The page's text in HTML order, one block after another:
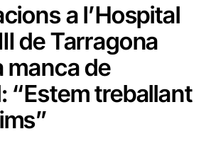
a l’Hospital
de Tarragona
manca de
“Estem treballant